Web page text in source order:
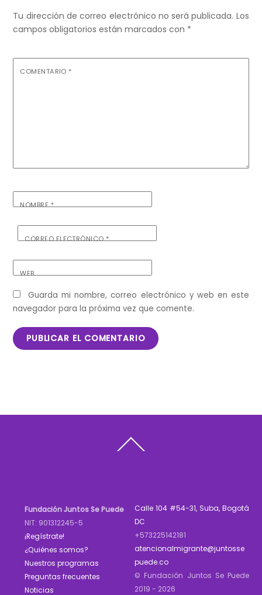
Tu dirección de correo electrónico no será publicada. Los
campos obligatorios están marcados con *
COMENTARIO *
NOMBRE*
CORREO ELECTRÓNICO*
WEB
Guarda mi nombre, correo electrónico y web en este
navegador para la próxima vez que comente.
To
Fundación Juntos Se Puede
NIT: 901312245-5
¡Regístrate!
¿Quiénes somos?
Nuestros programas
Preguntas frecuentes
Noticias
Calle 104 #54-31, Suba, Bogotá
DC
+573225142181
atencionalmigrante@juntosse
puede.co
© Fundación Juntos Se Puede
2019 - 2026